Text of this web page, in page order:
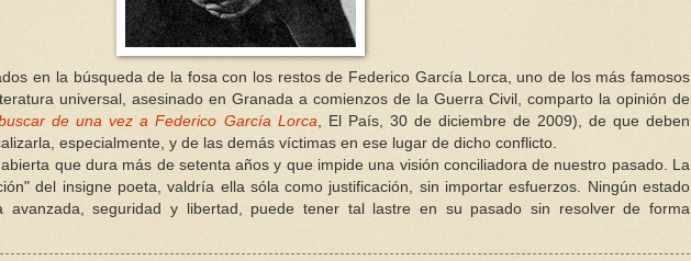
en la búsqueda de la fosa con los restos de Federico García Lorca, uno de los más famosos
universal, asesinado en Granada a comienzos de la Guerra Civil, comparto la opinión de
de una vez a Federico García Lorca , El País, 30 de diciembre de 2009), de que deben
especialmente, y de las demás víctimas en ese lugar de dicho conflicto.
que dura más de setenta años y que impide una visión conciliadora de nuestro pasado. La
del insigne poeta, valdría ella sóla como justificación, sin importar esfuerzos. Ningún estado
avanzada, seguridad y libertad, puede tener tal lastre en su pasado sin resolver de forma